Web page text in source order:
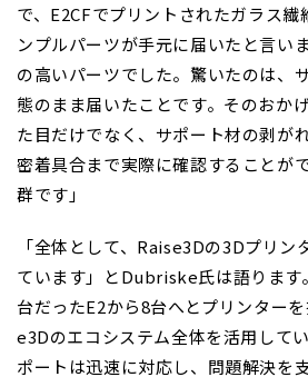
で、E2CFでプリントされたガラス
ンプルパーツが手元に届いたと言い
の高いパーツでした。驚いたのは、
態のまま届いたことです。そのおか
た目だけでなく、サポート材の剥が
密着具合まで実際に確認することが
群です」
「全体として、Raise3Dの3Dプリン
ています」とDubriske氏は語ります
台だったE2から8台へとプリンター
e3Dのエコシステム全体を活用して
ポートは迅速に対応し、問題解決を